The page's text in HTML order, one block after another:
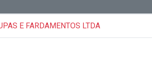
E FARDAMENTOS LTDA